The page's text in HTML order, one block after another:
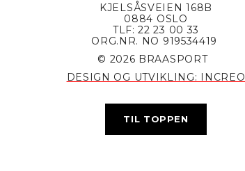
KJELSÅSVEIEN 168B
0884 OSLO
TLF: 22 23 00 33
ORG.NR. NO 919534419
© 2026 BRAASPORT
DESIGN OG UTVIKLING: INCREO
TIL TOPPEN